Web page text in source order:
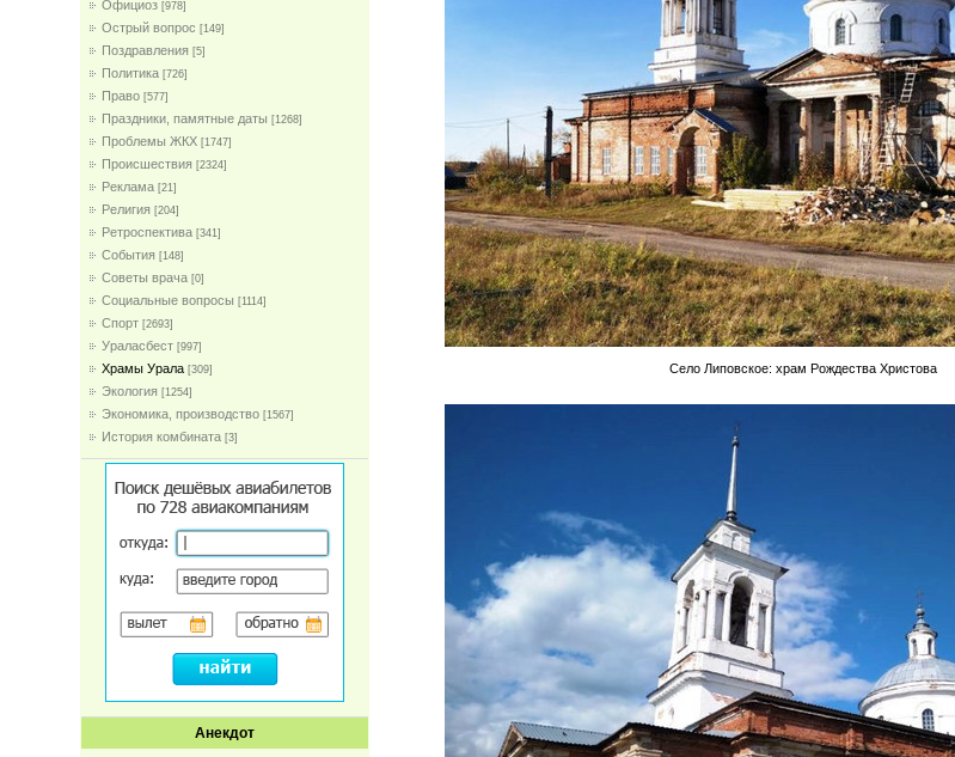
Официоз [978]
Острый вопрос [149]
Поздравления [5]
Политика [726]
Право [577]
Праздники, памятные даты [1268]
Проблемы ЖКХ [1747]
Проиcшествия [2324]
Реклама [21]
Религия [204]
Ретроспектива [341]
События [148]
Советы врача [0]
Социальные вопросы [1114]
Спорт [2693]
Ураласбест [997]
Храмы Урала [309]
Экология [1254]
Экономика, производство [1567]
История комбината [3]
Анекдот
Село Липовское: храм Рождества Христова